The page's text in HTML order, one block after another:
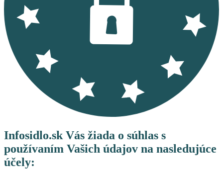
Infosidlo.sk Vás žiada o súhlas s
používaním Vašich údajov na nasledujúce
účely: